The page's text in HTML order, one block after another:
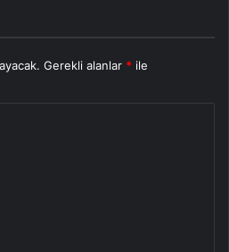
Gerekli alanlar * ile